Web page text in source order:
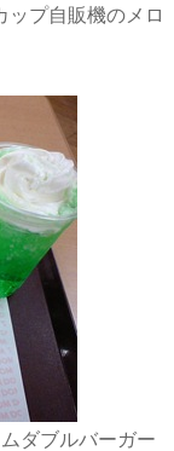
ップ自販機のメロ
ダブルバーガー